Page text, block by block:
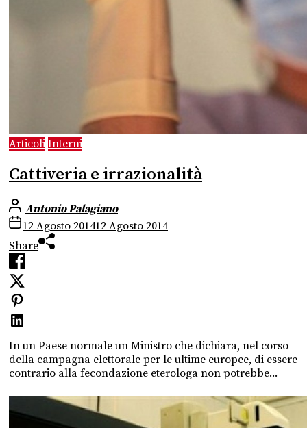
Articoli Interni
Cattiveria e irrazionalità
Antonio Palagiano
12 Agosto 201412 Agosto 2014
Share
In un Paese normale un Ministro che dichiara, nel corso
della campagna elettorale per le ultime europee, di essere
contrario alla fecondazione eterologa non potrebbe...